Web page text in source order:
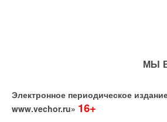
МЫ
Электронное периодическое
www.vechor.ru» 16+